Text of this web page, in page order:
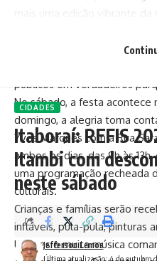
mais uma edição vibrante da
prefeito Capitão Nelson. A
públicos em verdadeiros
No sábado, a festa acontece
domingo, a alegria toma
Yves Marquês com a Rua
ambos os dias, das 9h às
uma programação recheada
culturais.
Crianças e famílias serão
infláveis, pula-pula, pinturas
lanches e muita música
CIDADES
Itaboraí: REFIS
Itambi com
neste sábado
Jefferson Lemos